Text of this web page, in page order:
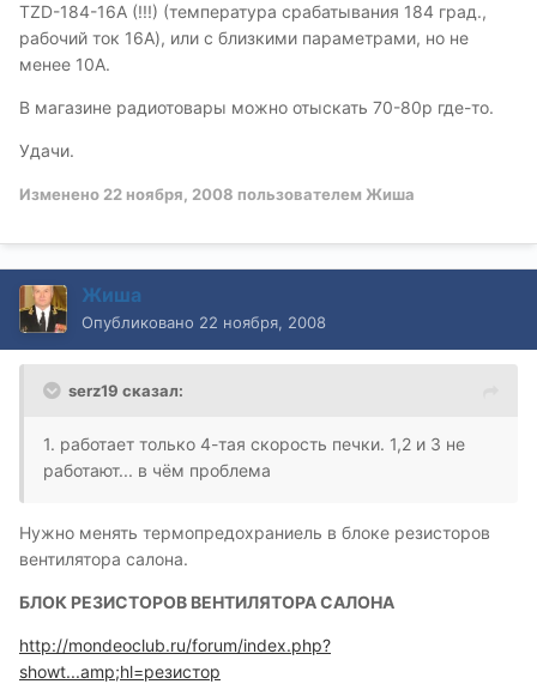
TZD-184-16A (!!!) (температура срабатывания 184 град.,
рабочий ток 16А), или с близкими параметрами, но не
менее 10А.
В магазине радиотовары можно отыскать 70-80р где-то.
Удачи.
Изменено 22 ноября, 2008 пользователем Жиша
Жиша
Опубликовано 22 ноября, 2008
serz19 сказал:
1. работает только 4-тая скорость печки. 1,2 и 3 не
работают... в чём проблема
Нужно менять термопредохраниель в блоке резисторов
вентилятора салона.
БЛОК РЕЗИСТОРОВ ВЕНТИЛЯТОРА САЛОНА
http://mondeoclub.ru/forum/index.php?
showt...amp;hl=резистор